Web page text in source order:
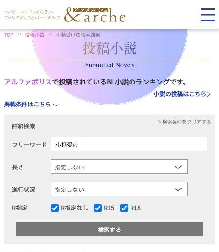
TOP 投稿小説 小柄受けの検索結果
Submitted Novels
アルファポリスで投稿されているBL小説のランキングです。
小説の投稿はこちら
掲載条件はこちら
詳細検索
×検索条件をクリアする
フリーワード
長さ
進行状況
R指定 R指定なし R15 R18